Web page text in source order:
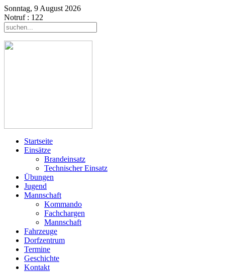
Sonntag, 9 August 2026
Notruf: 122
Startseite
Einsätze
Brandeinsatz
Technischer Einsatz
Übungen
Jugend
Mannschaft
Kommando
Fachchargen
Mannschaft
Fahrzeuge
Dorfzentrum
Termine
Geschichte
Kontakt